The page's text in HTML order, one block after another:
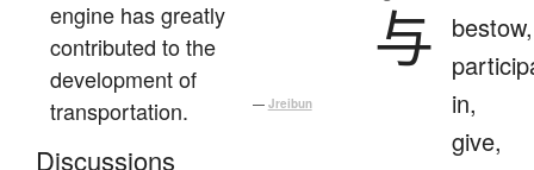
engine has greatly
contributed to the
development of
transportation.
— Jreibun
Discussions
与
bestow,
in,
give,